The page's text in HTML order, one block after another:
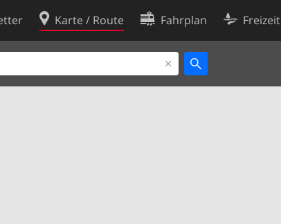
Karte / Route Fahrplan Freizeit
Cookie-Richtlinie
Cookie-Einstellungen